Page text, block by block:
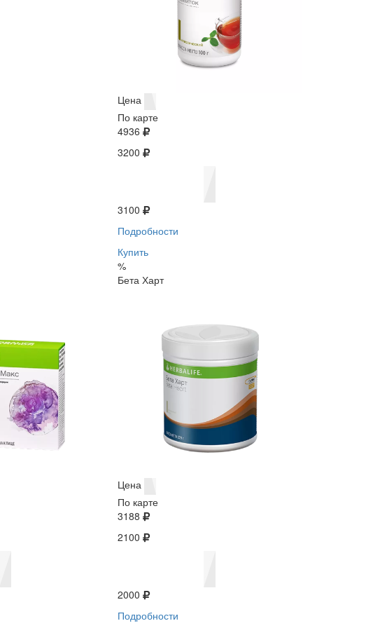
Цена
По карте
4936
3200
3100
Подробности
Купить
%
Бета Харт
Цена
По карте
3188
2100
2000
Подробности